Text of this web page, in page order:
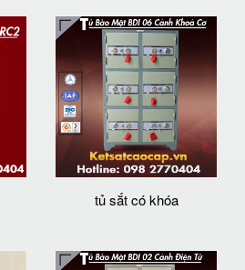
tủ sắt có khóa